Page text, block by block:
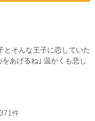
とそんな王子に恋していた
件